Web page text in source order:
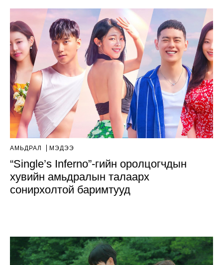
АМЬДРАЛ МЭДЭЭ
“Single’s Inferno”-гийн оролцогчдын
хувийн амьдралын талаарх
сонирхолтой баримтууд